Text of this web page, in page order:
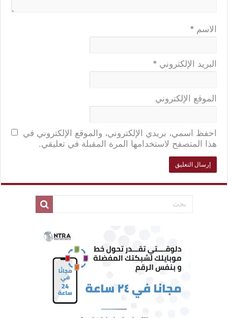
الاسم *
البريد الإلكتروني *
الموقع الإلكتروني
احفظ اسمي، بريدي الإلكتروني، والموقع الإلكتروني في
هذا المتصفح لاستخدامها المرة المقبلة في تعليقي.